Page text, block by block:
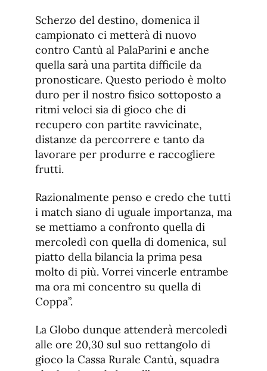
Scherzo del destino, domenica il
campionato ci metterà di nuovo
contro Cantù al PalaParini e anche
quella sarà una partita difficile da
pronosticare. Questo periodo è molto
duro per il nostro fisico sottoposto a
ritmi veloci sia di gioco che di
recupero con partite ravvicinate,
distanze da percorrere e tanto da
lavorare per produrre e raccogliere
frutti.
Razionalmente penso e credo che tutti
i match siano di uguale importanza, ma
se mettiamo a confronto quella di
mercoledì con quella di domenica, sul
piatto della bilancia la prima pesa
molto di più. Vorrei vincerle entrambe
ma ora mi concentro su quella di
Coppa”.
La Globo dunque attenderà mercoledì
alle ore 20,30 sul suo rettangolo di
gioco la Cassa Rurale Cantù, squadra